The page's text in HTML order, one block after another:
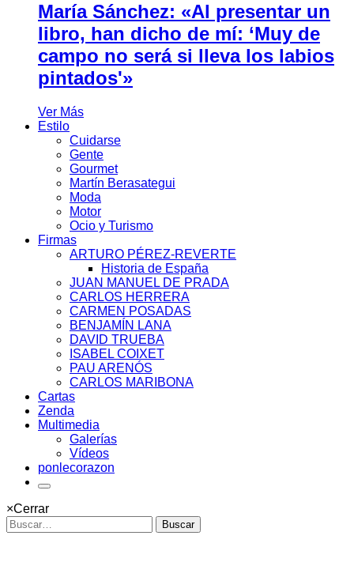
María Sánchez: «Al presentar un
libro, han dicho de mí: ‘Muy de
campo no será si lleva los labios
pintados'»
Ver Más
Estilo
Cuidarse
Gente
Gourmet
Martín Berasategui
Moda
Motor
Ocio y Turismo
Firmas
ARTURO PÉREZ-REVERTE
Historia de España
JUAN MANUEL DE PRADA
CARLOS HERRERA
CARMEN POSADAS
BENJAMÍN LANA
DAVID TRUEBA
ISABEL COIXET
PAU ARENÓS
CARLOS MARIBONA
Cartas
Zenda
Multimedia
Galerías
Vídeos
ponlecorazon
×Cerrar
Buscar